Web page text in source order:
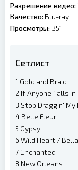
Разрешение видео:
Качество: Blu-ray
Просмотры: 351
Сетлист
1 Gold and Braid
2 If Anyone Falls In
3 Stop Draggin'
4 Belle Fleur
5 Gypsy
6 Wild Heart /
7 Enchanted
8 New Orleans